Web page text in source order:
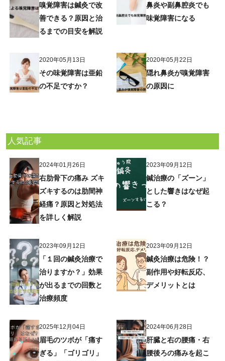
嗅覚障害は鍼灸で改
善できる？原因と治
るまでの目安を解説
鼻炎や副鼻腔炎でも
味覚障害になる
2020年05月13日
その味覚障害は亜鉛
の不足ですか？
2020年05月22日
隠れ鼻炎が嗅覚障害
の原因に
人気記事
2024年01月26日
右肋骨下の痛み ズキ
ズキするのは肋間神
経痛？原因と対処法
を詳しく解説
2023年09月12日
鍼治療の「ズーン」
とした響きはなぜ起
こる？
2023年09月12日
「１回の鍼灸治療で
治りますか？」効果
が出るまでの回数と
治療頻度
2023年09月12日
鍼灸治療は危険！？
副作用や好転反応、
デメリットとは
2025年12月04日
眉毛のツボが「痛す
ぎる」「ゴリゴリ」
2024年06月28日
肝臓と右の腰痛・右
腰後ろの痛みを起こ